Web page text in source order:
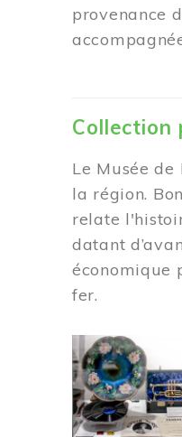
provenance
Collection
Le Musée
la région.
relate
datant
économique
fer.